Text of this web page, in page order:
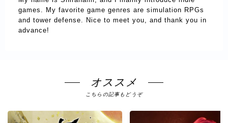
games. My favorite game genres are simulation RPGs
and tower defense. Nice to meet you, and thank you in
advance!
オススメ
こちらの記事もどうぞ